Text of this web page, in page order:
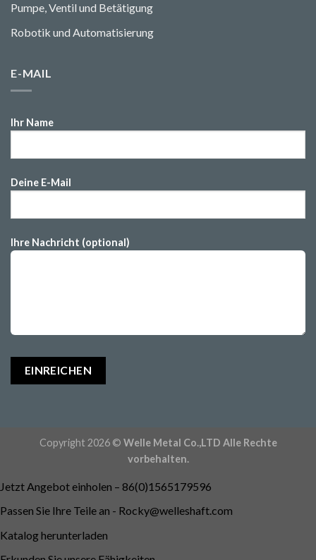
Pumpe, Ventil und Betätigung
Robotik und Automatisierung
E-MAIL
Ihr Name
Deine E-Mail
Ihre Nachricht (optional)
Copyright 2026 © Welle Metal Co.,LTD Alle Rechte
vorbehalten.
Jetzt Angebot einholen – 86(0)1565179596
Passen Sie Ihre Teile an - Rocky@welleshaft.com
Katalog herunterladen